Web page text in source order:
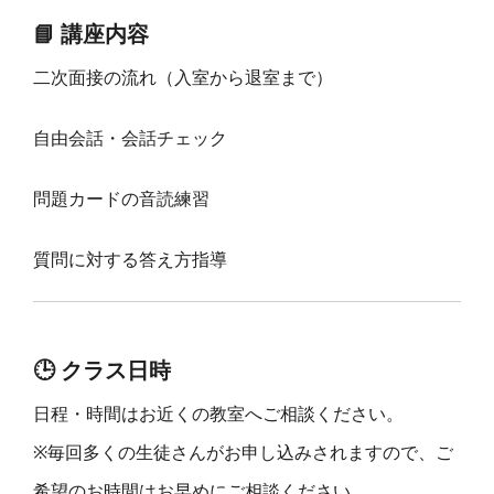
📘 講座内容
二次面接の流れ（入室から退室まで）
自由会話・会話チェック
問題カードの音読練習
質問に対する答え方指導
🕒 クラス日時
日程・時間はお近くの教室へご相談ください。
※毎回多くの生徒さんがお申し込みされますので、ご